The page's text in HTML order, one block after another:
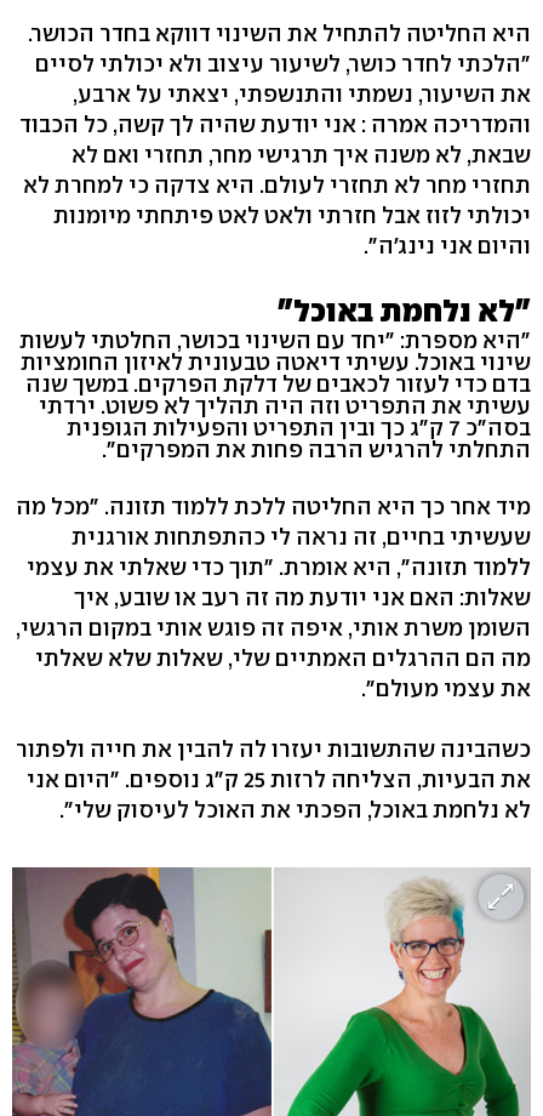
היא החליטה להתחיל את השינוי דווקא בחדר הכושר.
"הלכתי לחדר כושר, לשיעור עיצוב ולא יכולתי לסיים
את השיעור, נשמתי והתנשפתי, יצאתי על ארבע,
והמדריכה אמרה : אני יודעת שהיה לך קשה, כל הכבוד
שבאת, לא משנה איך תרגישי מחר, תחזרי ואם לא
תחזרי מחר לא תחזרי לעולם. היא צדקה כי למחרת לא
יכולתי לזוז אבל חזרתי ולאט לאט פיתחתי מיומנות
והיום אני נינג'ה".
"לא נלחמת באוכל"
"היא מספרת: "יחד עם השינוי בכושר, החלטתי לעשות
שינוי באוכל. עשיתי דיאטה טבעונית לאיזון החומציות
בדם כדי לעזור לכאבים של דלקת הפרקים. במשך שנה
עשיתי את התפריט וזה היה תהליך לא פשוט. ירדתי
בסה"כ 7 ק"ג כך ובין התפריט והפעילות הגופנית
התחלתי להרגיש הרבה פחות את המפרקים".
מיד אחר כך היא החליטה ללכת ללמוד תזונה. "מכל מה
שעשיתי בחיים, זה נראה לי כהתפתחות אורגנית
ללמוד תזונה", היא אומרת. "תוך כדי שאלתי את עצמי
שאלות: האם אני יודעת מה זה רעב או שובע, איך
השומן משרת אותי, איפה זה פוגש אותי במקום הרגשי,
מה הם ההרגלים האמתיים שלי, שאלות שלא שאלתי
את עצמי מעולם".
כשהבינה שהתשובות יעזרו לה להבין את חייה ולפתור
את הבעיות, הצליחה לרזות 25 ק"ג נוספים. "היום אני
לא נלחמת באוכל, הפכתי את האוכל לעיסוק שלי".